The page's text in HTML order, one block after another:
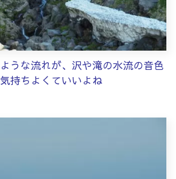
うな流れが、沢や滝の水流の音色
持ちよくていいよね